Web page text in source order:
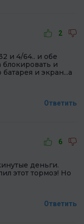
2
и 4/64.. и обе
и
и экран...а
Ответить
6
деньги.
этот тормоз! Но
Ответить